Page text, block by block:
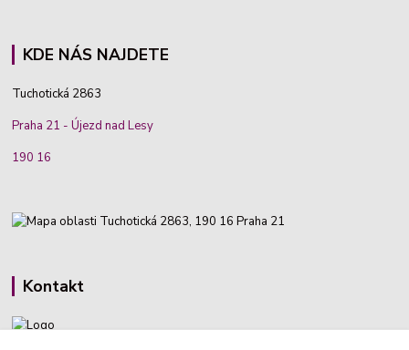
KDE NÁS NAJDETE
Tuchotická 2863
Praha 21 - Újezd nad Lesy
190 16
Kontakt